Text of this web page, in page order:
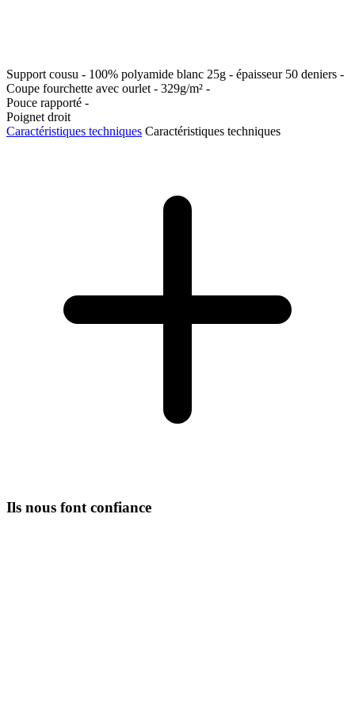
Support cousu - 100% polyamide blanc 25g - épaisseur 50 deniers -
Coupe fourchette avec ourlet - 329g/m² -
Pouce rapporté -
Poignet droit
Caractéristiques techniques Caractéristiques techniques
Ils nous font confiance